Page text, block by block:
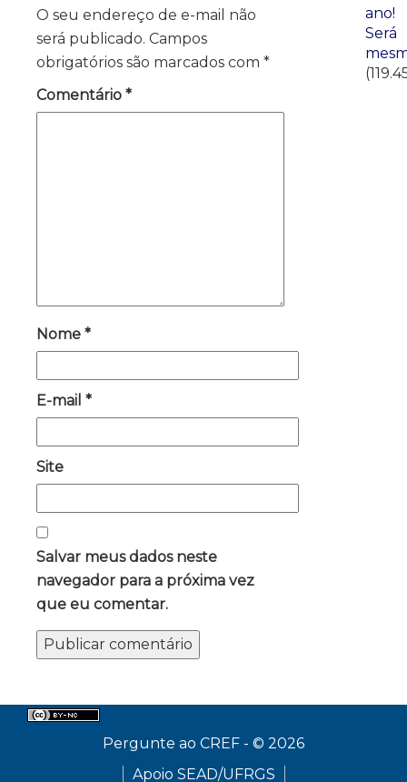
O seu endereço de e-mail não
será publicado. Campos
obrigatórios são marcados com *
Comentário *
Nome *
E-mail *
Site
Salvar meus dados neste
navegador para a próxima vez
que eu comentar.
ano!
Será
Pergunte ao CREF - © 2026
Apoio SEAD/UFRGS